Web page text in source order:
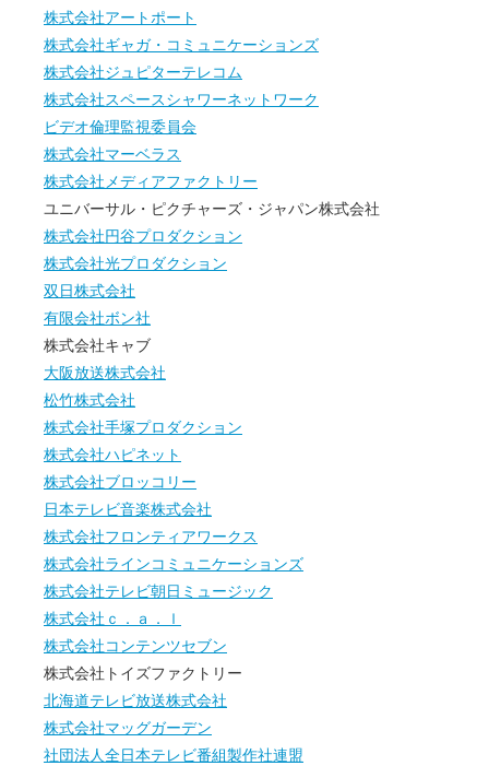
株式会社アートポート
株式会社ギャガ・コミュニケーションズ
株式会社ジュピターテレコム
株式会社スペースシャワーネットワーク
ビデオ倫理監視委員会
株式会社マーベラス
株式会社メディアファクトリー
ユニバーサル・ピクチャーズ・ジャパン株式会社
株式会社円谷プロダクション
株式会社光プロダクション
双日株式会社
有限会社ボン社
株式会社キャブ
大阪放送株式会社
松竹株式会社
株式会社手塚プロダクション
株式会社ハピネット
株式会社ブロッコリー
日本テレビ音楽株式会社
株式会社フロンティアワークス
株式会社ラインコミュニケーションズ
株式会社テレビ朝日ミュージック
株式会社ｃ．ａ．ｌ
株式会社コンテンツセブン
株式会社トイズファクトリー
北海道テレビ放送株式会社
株式会社マッグガーデン
社団法人全日本テレビ番組製作社連盟